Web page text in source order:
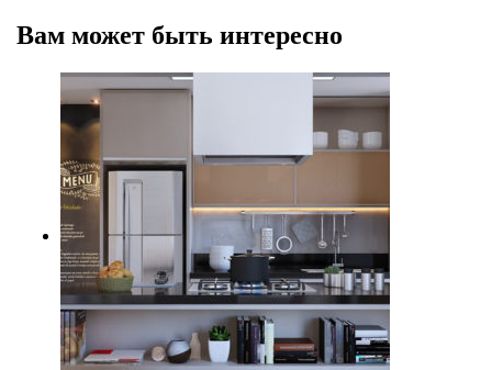
Вам может быть интересно